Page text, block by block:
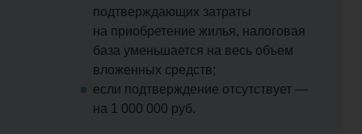
подтверждающих затраты
на приобретение жилья, налоговая
база уменьшается на весь объем
вложенных средств;
если подтверждение отсутствует —
на 1 000 000 руб.